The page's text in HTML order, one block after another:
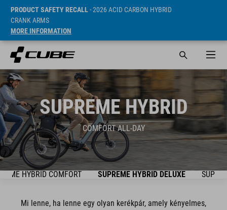
PRODUCT SAFETY RECALL- 2026 ACID CARBON HYBRID
CRANK ARMS
MORE INFORMATION
SUPREME HYBRID
COMFORT ALL-DAY
HYBRID COMFORT SUPREME HYBRID DELUXE
Mi lenne, ha lenne egy olyan kerékpár, amely kényelmes,